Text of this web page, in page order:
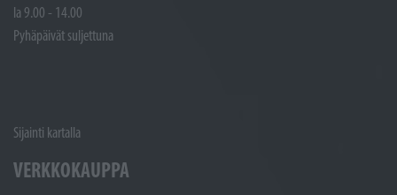
la 9.00 - 14.00
Pyhäpäivät suljettuna
Sijainti kartalla
VERKKOKAUPPA